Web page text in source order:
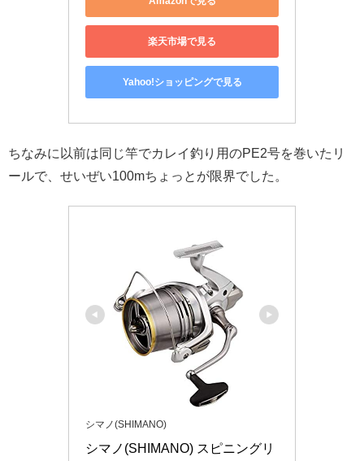
楽天市場で見る
Yahoo!ショッピングで見る
ちなみに以前は同じ竿でカレイ釣り用のPE2号を巻いたリ
ールで、せいぜい100mちょっとが限界でした。
シマノ(SHIMANO)
シマノ(SHIMANO) スピニングリ